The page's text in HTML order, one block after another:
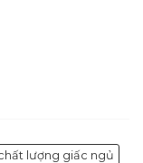
lượng giấc ngủ